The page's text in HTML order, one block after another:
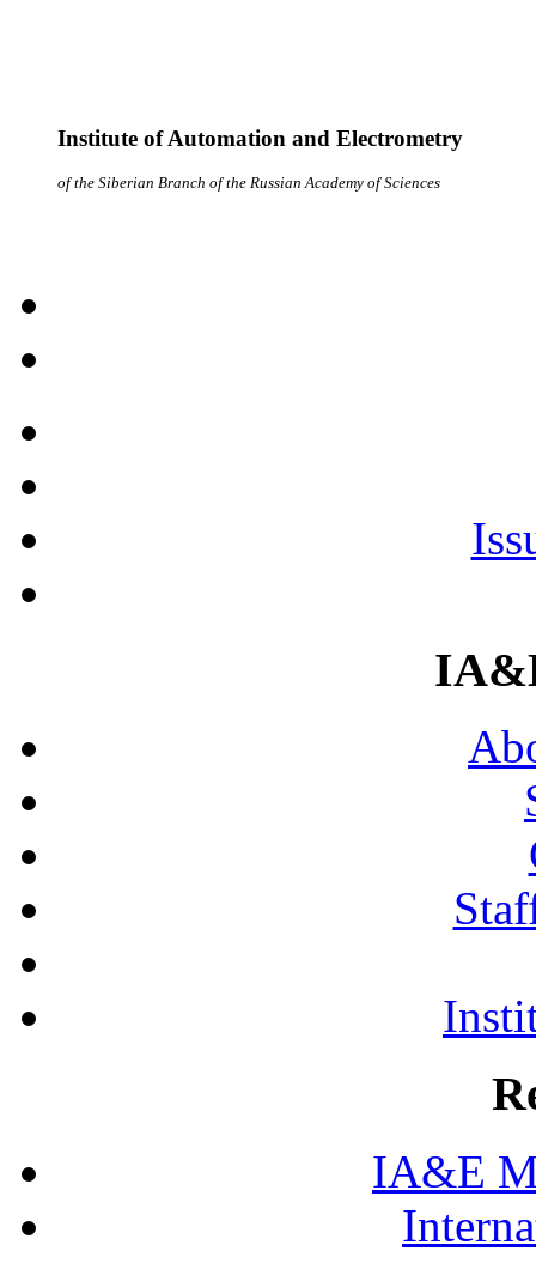
Institute of Automation and Electrometry
of the Siberian Branch of the Russian Academy of Sciences
IA&E